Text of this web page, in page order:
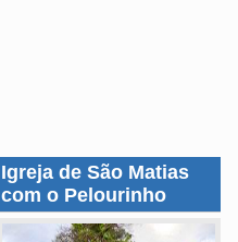
Igreja de São Matias
com o Pelourinho